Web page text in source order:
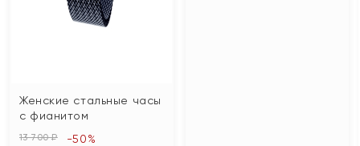
Женские стальные часы
с фианитом
13 700 ₽ -50%